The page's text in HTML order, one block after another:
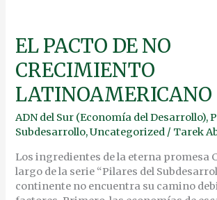
EL PACTO DE NO
CRECIMIENTO
LATINOAMERICANO
ADN del Sur (Economía del Desarrollo),
Subdesarrollo,Uncategorized / Tarek
Los ingredientes de la eterna promesa
largo de la serie “Pilares del
continente no encuentra su camino
EL
PACTO
DE
NO
CRECIMIENTO
LATINOAMERICANO